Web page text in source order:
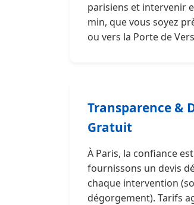
parisiens et intervenir
min, que vous soyez
ou vers la Porte de
Transparence &
Gratuit
À Paris, la confiance
fournissons un devis
chaque intervention
dégorgement). Tarifs